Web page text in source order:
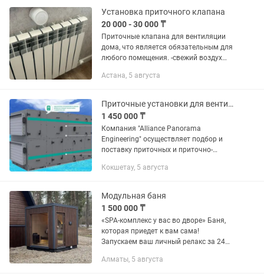
Установка приточного клапана
20 000 - 30 000 ₸
Приточные клапана для вентиляции
дома, что является обязательным для
любого помещения. -свежий воздух
уличного шума и пыли - перестают
Астана, 5 августа
Приточные установки для вентиляции
1 450 000 ₸
Компания "Alliance Panorama
Engineering" осуществляет подбор и
поставку приточных и приточно-
заводов-производителей по дилерским
Кокшетау, 5 августа
Модульная баня
1 500 000 ₸
«SPA-комплекс у вас во дворе» Баня,
которая приедет к вам сама!
Запускаем ваш личный релакс за 24
сауны? Постройте свою, не превращая
Алматы, 5 августа